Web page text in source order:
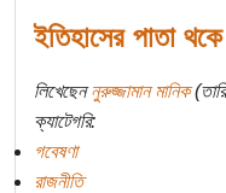
ইতিহাসের পাতা
লিখেছেননুরুজ্জামান মানিক
ক্যাটেগরি:
গবেষণা
রাজনীতি